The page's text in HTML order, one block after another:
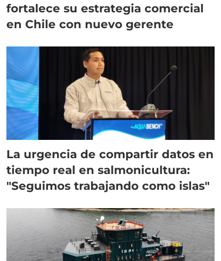
fortalece su estrategia comercial
en Chile con nuevo gerente
La urgencia de compartir datos en
tiempo real en salmonicultura:
"Seguimos trabajando como islas"